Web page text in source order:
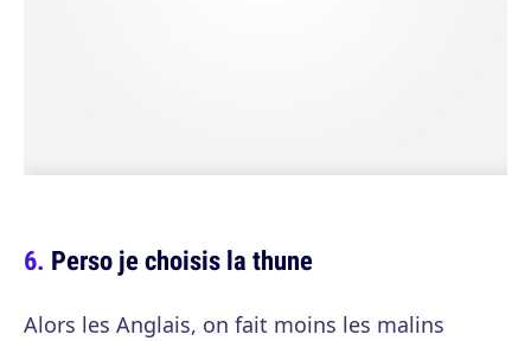
Perso je choisis la thune
Alors les Anglais, on fait moins les malins